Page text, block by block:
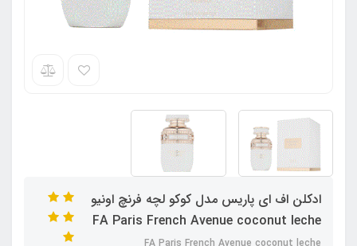
ادکلن اف ای پاریس مدل کوکو لچه فرنچ اونیو
FA Paris French Avenue coconut leche
FA Paris French Avenue coconut leche